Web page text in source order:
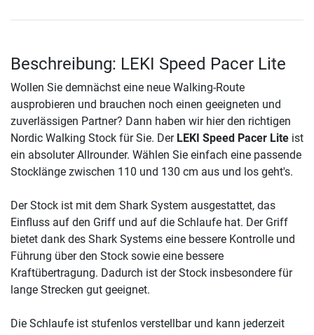
Beschreibung: LEKI Speed Pacer Lite
Wollen Sie demnächst eine neue Walking-Route
ausprobieren und brauchen noch einen geeigneten und
zuverlässigen Partner? Dann haben wir hier den richtigen
Nordic Walking Stock für Sie. Der LEKI Speed Pacer Lite ist
ein absoluter Allrounder. Wählen Sie einfach eine passende
Stocklänge zwischen 110 und 130 cm aus und los geht's.
Der Stock ist mit dem Shark System ausgestattet, das
Einfluss auf den Griff und auf die Schlaufe hat. Der Griff
bietet dank des Shark Systems eine bessere Kontrolle und
Führung über den Stock sowie eine bessere
Kraftübertragung. Dadurch ist der Stock insbesondere für
lange Strecken gut geeignet.
Die Schlaufe ist stufenlos verstellbar und kann jederzeit